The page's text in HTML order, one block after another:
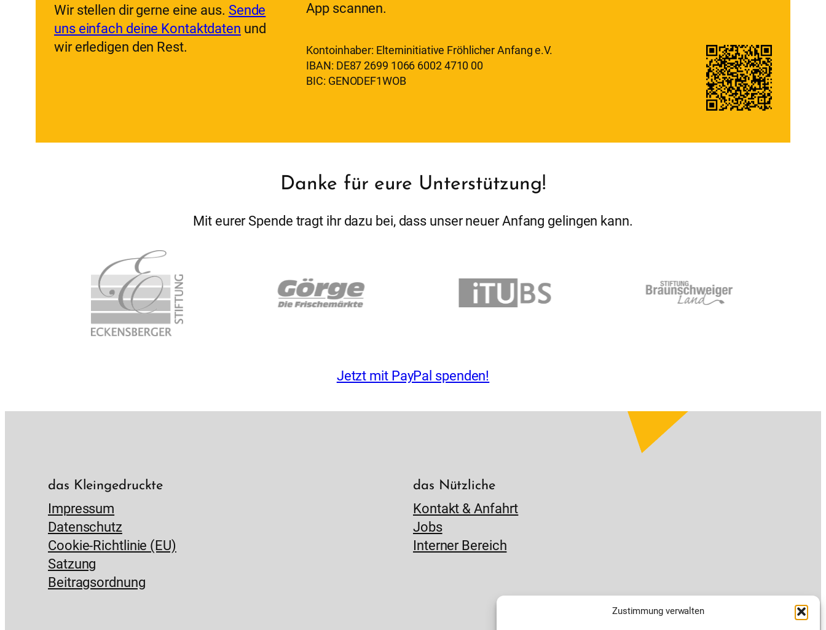
Zustimmung verwalten
Wir stellen dir gerne eine aus. Sende
uns einfach deine Kontaktdaten und
wir erledigen den Rest.
App scannen.
Kontoinhaber: Elterninitiative Fröhlicher Anfang e.V.
IBAN: DE87 2699 1066 6002 4710 00
BIC: GENODEF1WOB
Danke für eure Unterstützung!
Mit eurer Spende tragt ihr dazu bei, dass unser neuer Anfang gelingen kann.
Jetzt mit PayPal spenden!
das Kleingedruckte
Impressum
Datenschutz
Cookie-Richtlinie (EU)
Satzung
Beitragsordnung
das Nützliche
Kontakt & Anfahrt
Jobs
Interner Bereich